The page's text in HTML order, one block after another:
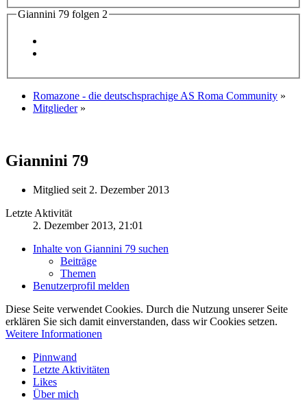
Giannini 79 folgen 2
Romazone - die deutschsprachige AS Roma Community »
Mitglieder »
Giannini 79
Mitglied seit 2. Dezember 2013
Letzte Aktivität
2. Dezember 2013, 21:01
Inhalte von Giannini 79 suchen
Beiträge
Themen
Benutzerprofil melden
Diese Seite verwendet Cookies. Durch die Nutzung unserer Seite
erklären Sie sich damit einverstanden, dass wir Cookies setzen.
Weitere Informationen
Pinnwand
Letzte Aktivitäten
Likes
Über mich